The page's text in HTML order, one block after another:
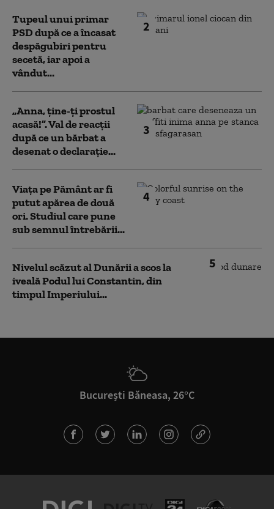
2
Tupeul unui primar
PSD după ce a încasat
despăgubiri pentru
secetă, iar apoi a
vândut...
3
„Anna, ţine-ţi prostul
acasă!”. Val de reacții
după ce un bărbat a
desenat o declarație...
4
Viața pe Pământ ar fi
putut apărea de două
ori. Studiul care pune
sub semnul întrebării...
5
Nivelul scăzut al Dunării a scos la
iveală Podul lui Constantin, din
timpul Imperiului...
București Băneasa, 26°C